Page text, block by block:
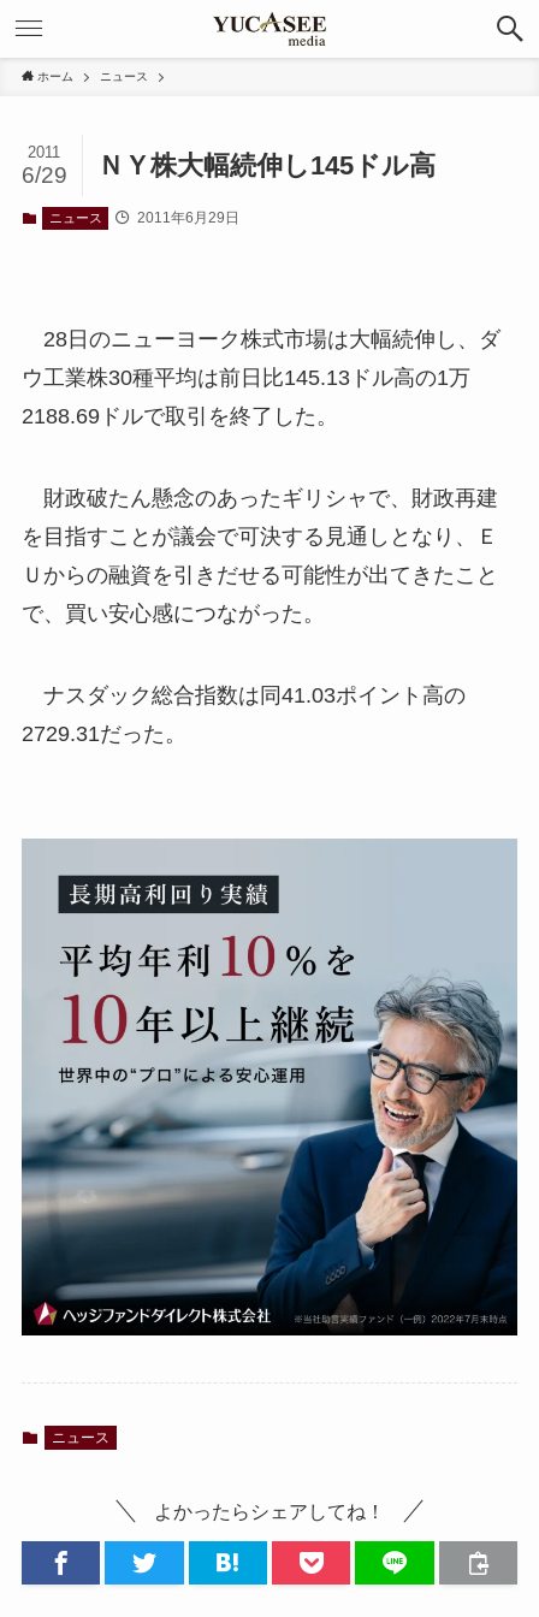
ホーム ニュース
ＮＹ株大幅続伸し145ドル高
2011
6/29
ニュース 2011年6月29日
28日のニューヨーク株式市場は大幅続伸し、ダ
ウ工業株30種平均は前日比145.13ドル高の1万
2188.69ドルで取引を終了した。
財政破たん懸念のあったギリシャで、財政再建
を目指すことが議会で可決する見通しとなり、Ｅ
Ｕからの融資を引きだせる可能性が出てきたこと
で、買い安心感につながった。
ナスダック総合指数は同41.03ポイント高の
2729.31だった。
ニュース
よかったらシェアしてね！